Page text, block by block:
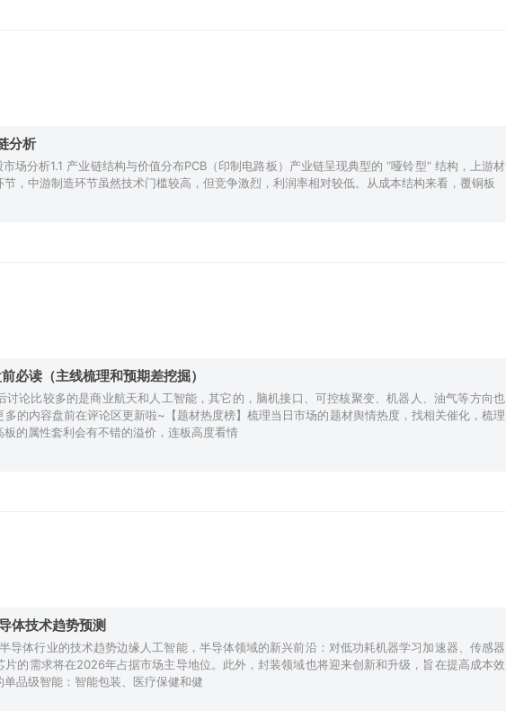
分析
场分析1.1 产业链结构与价值分布PCB（印制电路板）产业链呈现典型的 “哑铃型” 结构，上游材
，中游制造环节虽然技术门槛较高，但竞争激烈，利润率相对较低。从成本结构来看，覆铜板
必读（主线梳理和预期差挖掘）
讨论比较多的是商业航天和人工智能，其它的，脑机接口、可控核聚变、机器人、油气等方向也
的内容盘前在评论区更新啦~【题材热度榜】梳理当日市场的题材舆情热度，找相关催化，梳理
的属性套利会有不错的溢价，连板高度看情
体技术趋势预测
导体行业的技术趋势边缘人工智能，半导体领域的新兴前沿：对低功耗机器学习加速器、传感器
的需求将在2026年占据市场主导地位。此外，封装领域也将迎来创新和升级，旨在提高成本效
品级智能：智能包装、医疗保健和健